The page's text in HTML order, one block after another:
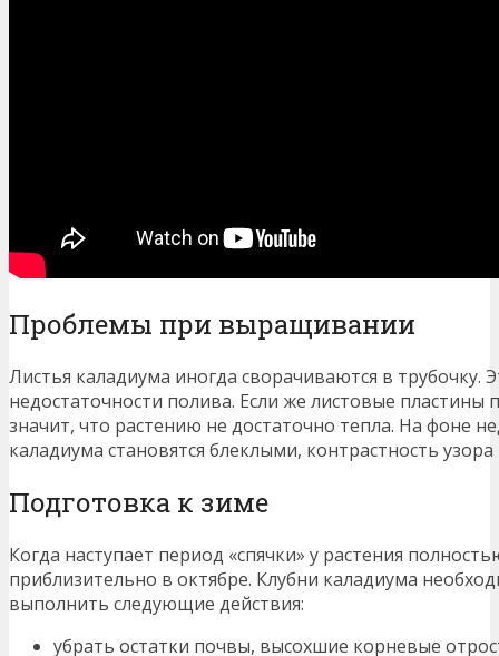
Проблемы при выращивании
Листья каладиума иногда сворачиваются в трубочку.
недостаточности полива. Если же листовые пластины
значит, что растению не достаточно тепла. На фоне
каладиума становятся блеклыми, контрастность узора
Подготовка к зиме
Когда наступает период «спячки» у растения
приблизительно в октябре. Клубни каладиума
выполнить следующие действия:
убрать остатки почвы, высохшие корневые